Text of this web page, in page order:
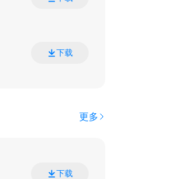
下载
更多
下载